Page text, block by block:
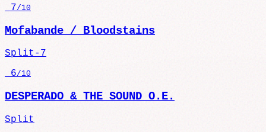
7/10
Mofabande / Bloodstains
Split-7
6/10
DESPERADO & THE SOUND O.E.
Split